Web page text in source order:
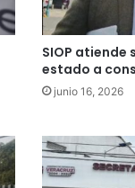
SIOP atiende
estado a
junio 16, 2026